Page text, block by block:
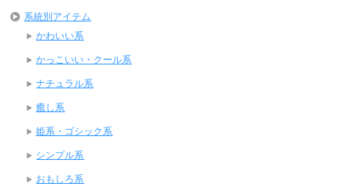
系統別アイテム
かわいい系
かっこいい・クール系
ナチュラル系
癒し系
姫系・ゴシック系
シンプル系
おもしろ系